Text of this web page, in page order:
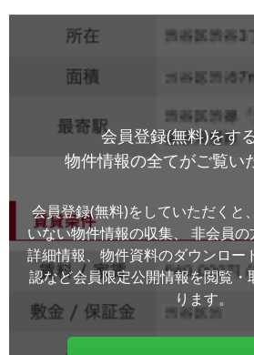
会員登録(無料)をす
物件情報の全てがご覧い
会員登録(無料)をしていただくと
いない物件情報の収集、
非会員の
詳細情報、物件資料のダウンロー
認など会員限定公開情報を閲覧・
ります。